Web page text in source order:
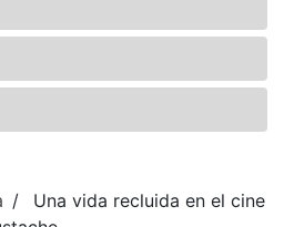
Una vida recluida en el cine